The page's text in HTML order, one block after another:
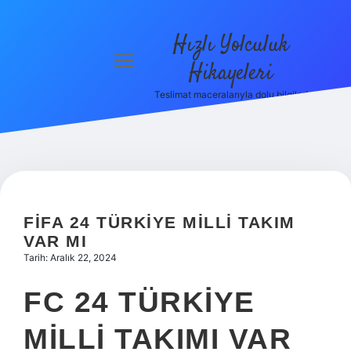
Hakkımızda
menüyü
Hızlı Yolculuk
Hikayeleri
Teslimat maceralarıyla dolu bilgiler!
FIFA 24 TÜRKIYE MILLI TAKIM
VAR MI
Tarih: Aralık 22, 2024
FC 24 TÜRKIYE
MILLI TAKIMI VAR